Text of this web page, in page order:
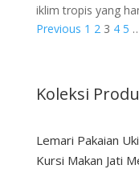
iklim tropis yang
Previous 1 2 3 4 5
Koleksi
Lemari Pakaian
Kursi Makan Jati